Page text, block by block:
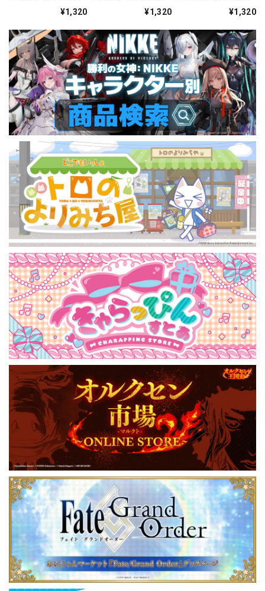
¥1,320
ォーチュンメイト
¥1,320
シャープレッスン
¥1,320